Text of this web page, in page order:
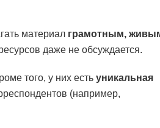
материал грамотным,
даже не обсуждается.
того, у них есть уникальная
(например,